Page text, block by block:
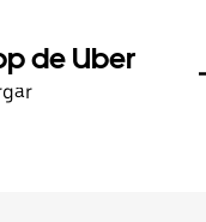
de Uber